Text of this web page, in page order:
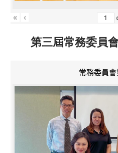
« ‹
第三屆常務委
常務委員